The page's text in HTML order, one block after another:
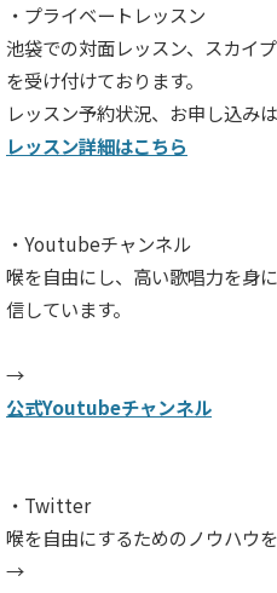
・プライベートレッスン
池袋での対面レッスン、スカイ
を受け付けております。
レッスン予約状況、お申し込み
レッスン詳細はこちら
・Youtubeチャンネル
喉を自由にし、高い歌唱力を身
信しています。
→
公式Youtubeチャンネル
・Twitter
喉を自由にするためのノウハウを
→